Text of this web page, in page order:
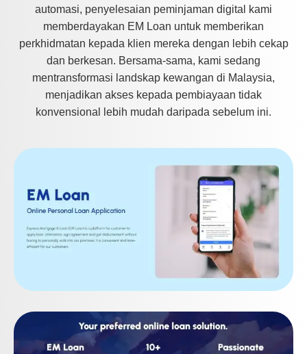
automasi, penyelesaian peminjaman digital kami
memberdayakan EM Loan untuk memberikan
perkhidmatan kepada klien mereka dengan lebih cekap
dan berkesan. Bersama-sama, kami sedang
mentransformasi landskap kewangan di Malaysia,
menjadikan akses kepada pembiayaan tidak
konvensional lebih mudah daripada sebelum ini.